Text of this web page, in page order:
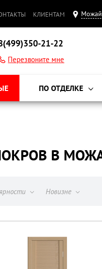
КЛИЕНТАМ
21-22
Перезвоните мне
ПО ОТДЕЛКЕ
В
Новизне